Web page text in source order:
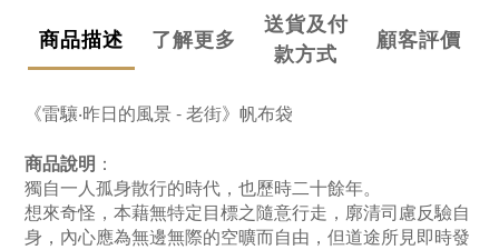
商品描述 了解更多
送貨及付
款方式
顧客評價
《雷驤‧昨日的風景 - 老街》帆布袋
商品說明 ：
獨自一人孤身散行的時代，也歷時二十餘年。
想來奇怪，本藉無特定目標之隨意行走，廓清司慮反驗自
身，內心應為無邊無際的空曠而自由，但道途所見即時發